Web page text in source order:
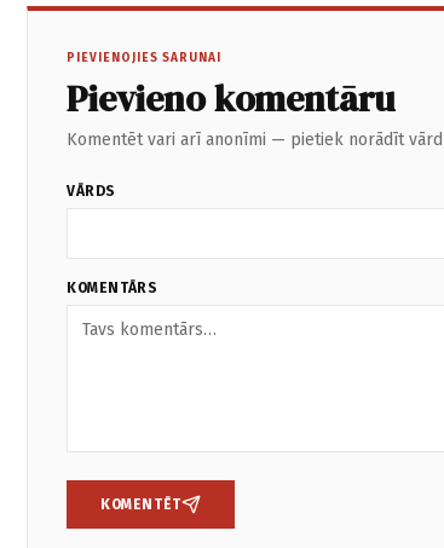
PIEVIENOJIES SARUNAI
Pievieno komentāru
Komentēt vari arī anonīmi — pietiek norādīt
VĀRDS
KOMENTĀRS
KOMENTĒT